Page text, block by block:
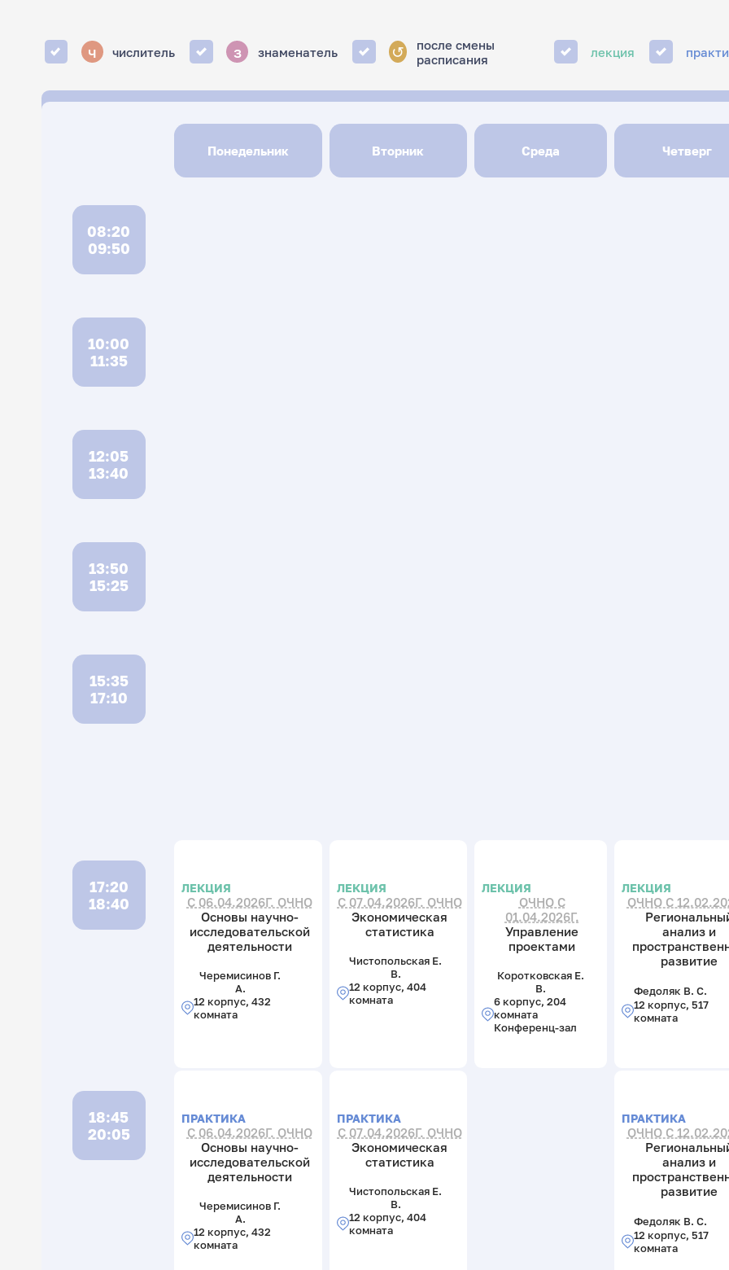
ч числитель з знаменатель ↺
после смены
расписания
лекция
Понедельник Вторник Среда Четверг
08:20
09:50
10:00
11:35
12:05
13:40
13:50
15:25
15:35
17:10
17:20
18:40
ЛЕКЦИЯ
С 06.04.2026Г. ОЧНО
Основы научно-
исследовательской
деятельности
Черемисинов Г.
А.
12 корпус, 432
комната
ЛЕКЦИЯ
С 07.04.2026Г. ОЧНО
Экономическая
статистика
Чистопольская Е.
В.
12 корпус, 404
комната
ЛЕКЦИЯ
ОЧНО С
01.04.2026Г.
Управление
проектами
Коротковская Е.
В.
6 корпус, 204
комната
Конференц-зал
ЛЕКЦИЯ
ОЧНО С
анализ и
развитие
Федоляк В. С.
12 корпус, 517
комната
18:45
20:05
ПРАКТИКА
С 06.04.2026Г. ОЧНО
Основы научно-
исследовательской
деятельности
Черемисинов Г.
А.
12 корпус, 432
комната
ПРАКТИКА
С 07.04.2026Г. ОЧНО
Экономическая
статистика
Чистопольская Е.
В.
12 корпус, 404
комната
ПРАКТИКА
ОЧНО С
анализ и
развитие
Федоляк В. С.
12 корпус, 517
комната